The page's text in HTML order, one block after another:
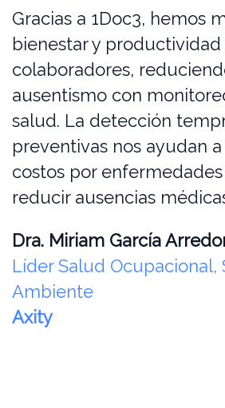
Gracias a 1Doc3, hemos
bienestar y
colaboradores,
ausentismo con
salud. La detección
preventivas nos ayudan
costos por
reducir ausencias
Dra. Miriam García
Líder Salud Ocupacional,
Ambiente
Axity